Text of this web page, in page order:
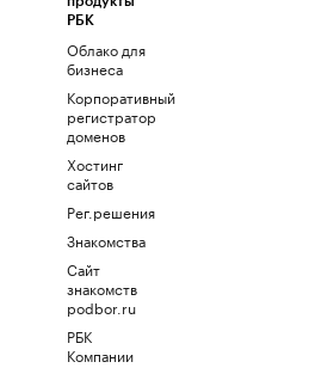
РБК
Облако для
бизнеса
Корпоративный
регистратор
доменов
Хостинг
сайтов
Рег.решения
Знакомства
Сайт
знакомств
podbor.ru
РБК
Компании